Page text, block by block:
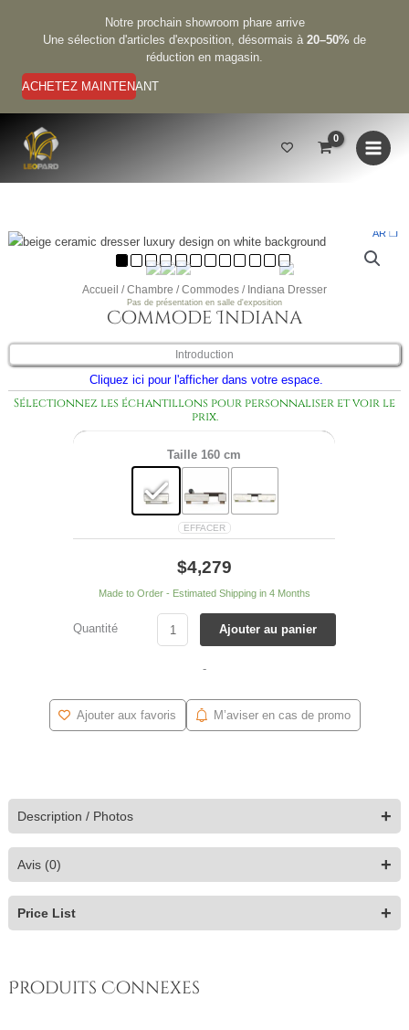
Notre prochain showroom phare arrive
Une sélection d'articles d'exposition, désormais à 20–50% de
réduction en magasin.
ACHETEZ MAINTENANT
AR ❒
Accueil /Chambre /Commodes / Indiana Dresser
Pas de présentation en salle d'exposition
Commode Indiana
Introduction
Cliquez ici pour l'afficher dans votre espace.
Sélectionnez les échantillons pour personnaliser et voir le
prix.
Taille 160 cm
EFFACER
$4,279
Made to Order - Estimated Shipping in 4 Months
Quantité
quantité
Indiana
Dresser
Ajouter au panier
-
Ajouter aux favoris M’aviser en cas de promo
Description / Photos +
Avis (0) +
Price List +
Produits Connexes